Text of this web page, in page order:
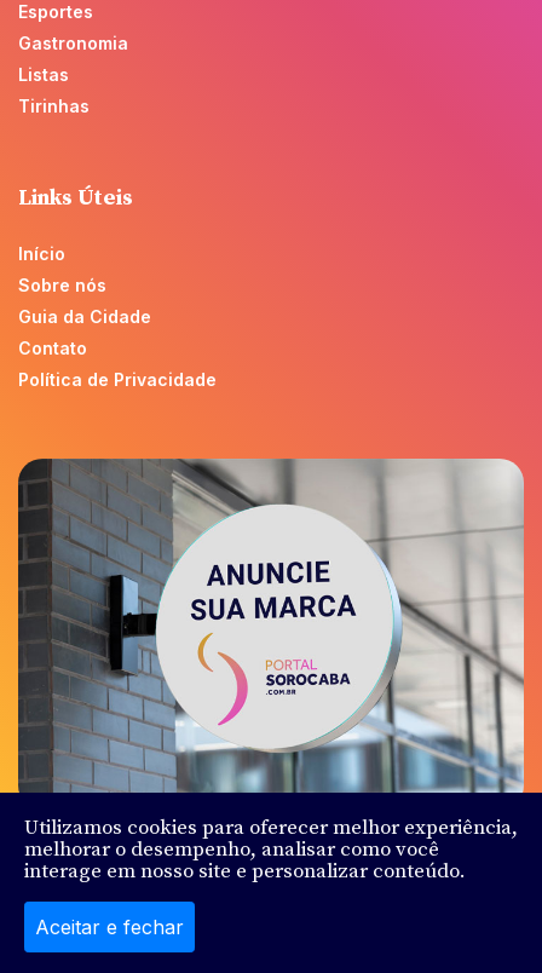
Esportes
Gastronomia
Listas
Tirinhas
Links Úteis
Início
Sobre nós
Guia da Cidade
Contato
Política de Privacidade
© Sorocaba.Com - Todos os direitos reservados - Feito
Utilizamos cookies para oferecer melhor experiência,
melhorar o desempenho, analisar como você
interage em nosso site e personalizar conteúdo.
Aceitar e fechar